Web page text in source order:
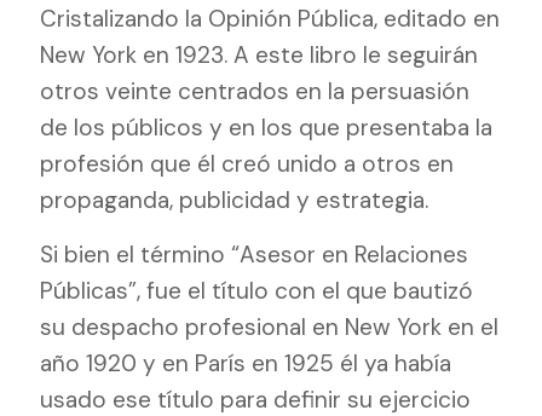
Cristalizando la Opinión Pública, editado en
New York en 1923. A este libro le seguirán
otros veinte centrados en la persuasión
de los públicos y en los que presentaba la
profesión que él creó unido a otros en
propaganda, publicidad y estrategia.
Si bien el término “Asesor en Relaciones
Públicas”, fue el título con el que bautizó
su despacho profesional en New York en el
año 1920 y en París en 1925 él ya había
usado ese título para definir su ejercicio